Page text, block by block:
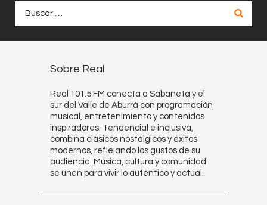
Sobre Real
Real 101.5 FM conecta a Sabaneta y el
sur del Valle de Aburrá con programación
musical, entretenimiento y contenidos
inspiradores. Tendencial e inclusiva,
combina clásicos nostálgicos y éxitos
modernos, reflejando los gustos de su
audiencia. Música, cultura y comunidad
se unen para vivir lo auténtico y actual.